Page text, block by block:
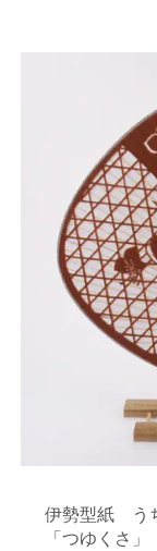
伊勢型紙 う
「つゆくさ」